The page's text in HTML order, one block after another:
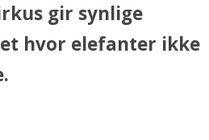
gir synlige
hvor elefanter ikke